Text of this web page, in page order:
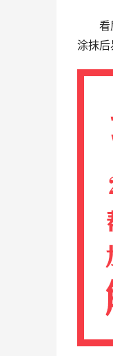
看
涂抹后